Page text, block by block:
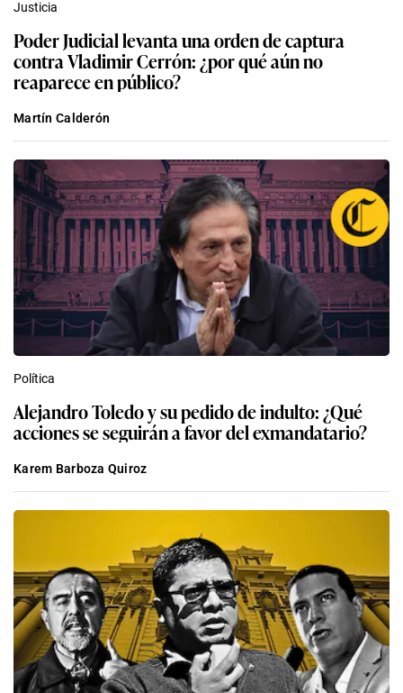
Justicia
Poder Judicial levanta una orden de captura
contra Vladimir Cerrón: ¿por qué aún no
reaparece en público?
Martín Calderón
Política
Alejandro Toledo y su pedido de indulto: ¿Qué
acciones se seguirán a favor del exmandatario?
Karem Barboza Quiroz